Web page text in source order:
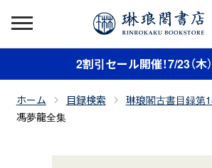
2割引セール開催！7/23（木
ホーム 目録検索 琳琅閣古書目録第
馮夢龍全集